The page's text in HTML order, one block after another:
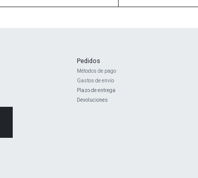
Pedidos
Métodos de pago
Gastos de envío
Plazo de entrega
Devoluciones